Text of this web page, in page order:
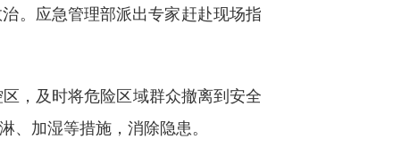
。应急管理部派出专家赶赴现场指
，及时将危险区域群众撤离到安全
加湿等措施，消除隐患。